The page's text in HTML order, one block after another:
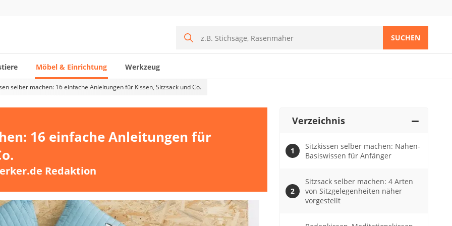
SUCHEN
Möbel & Einrichtung Werkzeug
selber machen: 16 einfache Anleitungen für Kissen, Sitzsack und Co.
16 einfache Anleitungen für
Redaktion
Verzeichnis
Sitzkissen selber machen: Nähen-
Basiswissen für Anfänger
Sitzsack selber machen: 4 Arten
von Sitzgelegenheiten näher
vorgestellt